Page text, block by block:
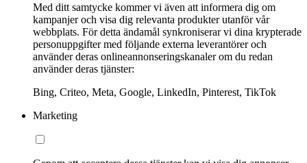
Med ditt samtycke kommer vi även att informera dig om
kampanjer och visa dig relevanta produkter utanför vår
webbplats. För detta ändamål synkroniserar vi dina krypterade
personuppgifter med följande externa leverantörer och
använder deras onlineannonseringskanaler om du redan
använder deras tjänster:
Bing, Criteo, Meta, Google, LinkedIn, Pinterest, TikTok
Marketing